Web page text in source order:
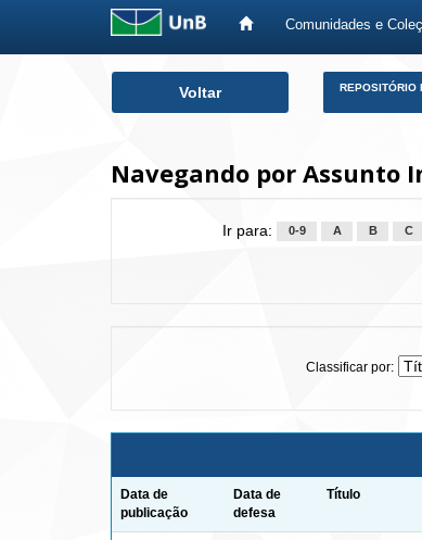
Comunidades e
Voltar REPOSITÓRIO
Navegando por Assunto
Ir para: 0-9 A B C
Classificar por:
Data de
publicação
Data de
defesa
Título